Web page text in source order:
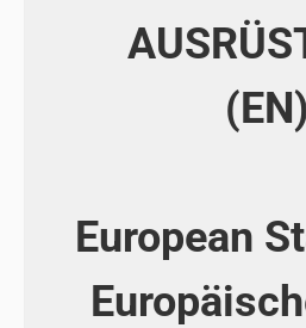
(EN)
European